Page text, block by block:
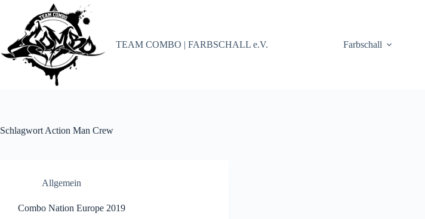
springen
TEAM COMBO | FARBSCHALL e.V.
Farbschall
Schlagwort Action Man Crew
Allgemein
Combo Nation Europe 2019